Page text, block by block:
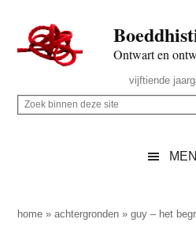
naar
de
inhoud
secondary
naar
de
sidebar
naar
de
Ontwart en
Rechts
vijftiende
Z
p
Z
ihome »achtergronden »guy – het